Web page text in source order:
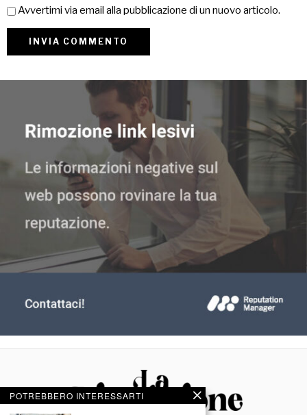
Avvertimi via email alla pubblicazione di un nuovo articolo.
POTREBBERO INTERESSARTI